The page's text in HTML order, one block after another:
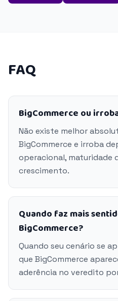
FAQ
BigCommerce ou
Não existe melhor
BigCommerce e irroba
operacional, maturidade
crescimento.
Quando faz mais
BigCommerce?
Quando seu cenário se
que BigCommerce
aderência no veredito